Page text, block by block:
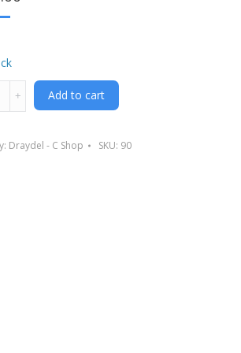
Add to cart
Draydel - C Shop SKU: 90